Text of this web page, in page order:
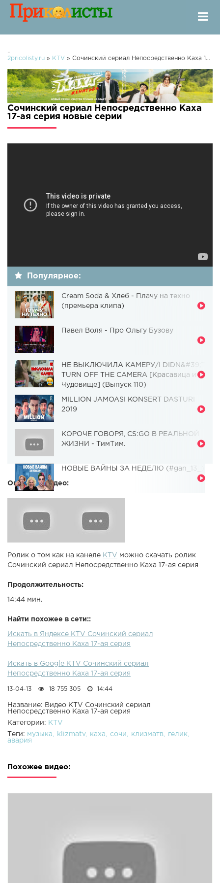
-
2pricolisty.ru » KTV » Сочинский сериал Непосредственно Каха 17-ая серия
Сочинский сериал Непосредственно Каха
17-ая серия новые серии
Популярное:
Cream Soda & Хлеб - Плачу на техно
(премьера клипа)
Павел Воля - Про Ольгу Бузову
НЕ ВЫКЛЮЧИЛА КАМЕРУ/I DIDN&#39;T
TURN OFF THE CAMERA [Красавица и
Чудовище] (Выпуск 110)
MILLION JAMOASI KONSERT DASTURI
2019
КОРОЧЕ ГОВОРЯ, CS:GO В РЕАЛЬНОЙ
ЖИЗНИ - ТимТим.
НОВЫЕ ВАЙНЫ ЗА НЕДЕЛЮ (#gan_13_)
Описание видео:
Ролик о том как на канеле KTV можно скачать ролик
Сочинский сериал Непосредственно Каха 17-ая серия
Продолжительность:
14:44 мин.
Найти похожее в сети::
Искать в Яндексе KTV Сочинский сериал
Непосредственно Каха 17-ая серия
Искать в Google KTV Сочинский сериал
Непосредственно Каха 17-ая серия
13-04-13 18 755 305 14:44
Название: Видео KTV Сочинский сериал
Непосредственно Каха 17-ая серия
Категории: KTV
Теги: музыка klizmatv каха сочи клизматв
гелик
авария
Похожее видео: